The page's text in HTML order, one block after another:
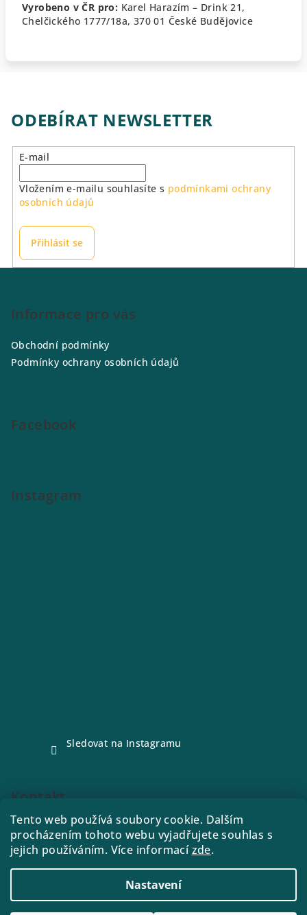
Tento web používá soubory cookie. Dalším
procházením tohoto webu vyjadřujete souhlas s
jejich používáním. Více informacízde.
Nastavení
Vyrobeno v ČR pro: Karel Harazím – Drink 21,
Chelčického 1777/18a, 370 01 České Budějovice
ODEBÍRAT NEWSLETTER
E-mail
Vložením e-mailu souhlasíte s podmínkami ochrany
osobních údajů
Přihlásit se
Informace pro vás
Obchodní podmínky
Podmínky ochrany osobních údajů
Facebook
Instagram
Sledovat na Instagramu
Kontakt
e-shop @ drink21.cz
773288221